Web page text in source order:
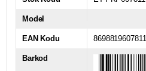
Model
EAN Kodu 8698819607811
Barkod